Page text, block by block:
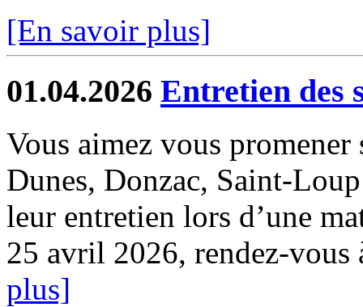
[En savoir plus]
01.04.2026 Entretien des
Vous aimez vous
Dunes, Donzac, Saint-
leur entretien lors d’une
25 avril 2026, rendez-vous
plus]